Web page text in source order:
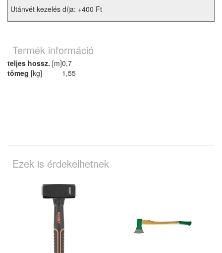
Utánvét kezelés díja: +400 Ft
Termék információ
teljes hossz. [m]0,7
tömeg [kg] 1,55
Ezek is érdekelhetnek